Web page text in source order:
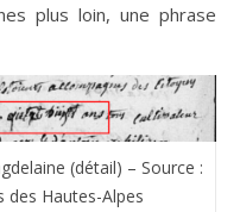
plus loin, une phrase
(détail) – Source :
des Hautes-Alpes